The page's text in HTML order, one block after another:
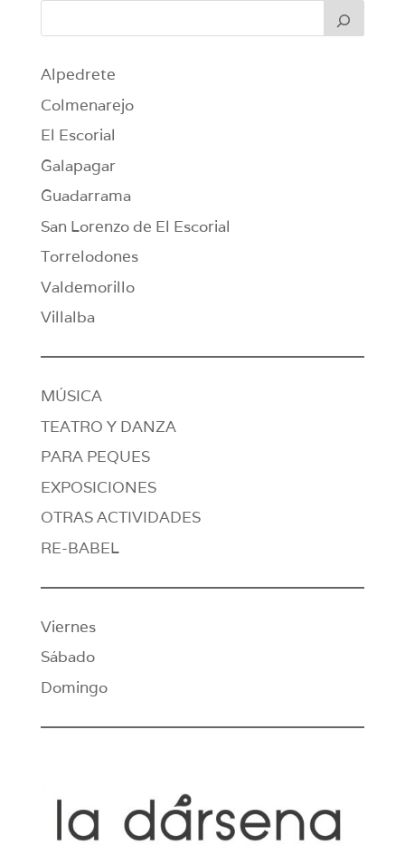
Alpedrete
Colmenarejo
El Escorial
Galapagar
Guadarrama
San Lorenzo de El Escorial
Torrelodones
Valdemorillo
Villalba
MÚSICA
TEATRO Y DANZA
PARA PEQUES
EXPOSICIONES
OTRAS ACTIVIDADES
RE-BABEL
Viernes
Sábado
Domingo